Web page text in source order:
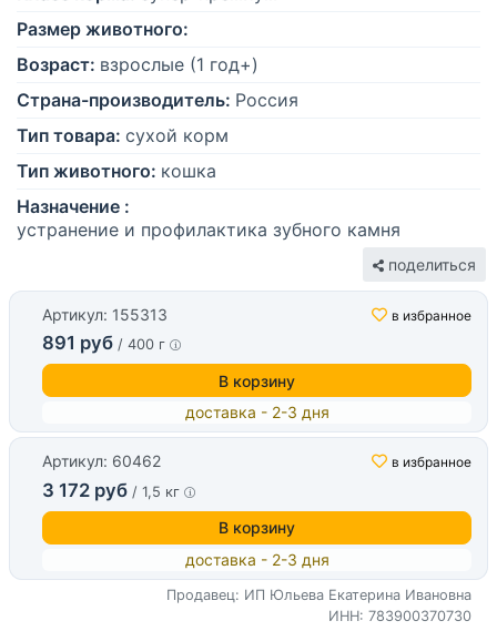
Размер животного:
Возраст: взрослые (1 год+)
Страна-производитель: Россия
Тип товара: сухой корм
Тип животного: кошка
Назначение :
устранение и профилактика зубного камня
поделиться
Артикул: 155313 в избранное
891 руб / 400 г
В корзину
доставка - 2-3 дня
Артикул: 60462 в избранное
3 172 руб / 1,5 кг
В корзину
доставка - 2-3 дня
Продавец: ИП Юльева Екатерина Ивановна
ИНН: 783900370730